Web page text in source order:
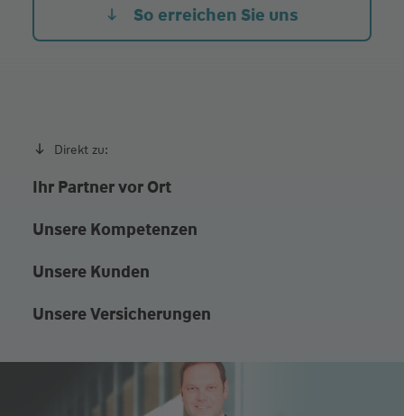
So erreichen Sie uns
Direkt zu:
Ihr Partner vor Ort
Unsere Kompetenzen
Unsere Kunden
Unsere Versicherungen